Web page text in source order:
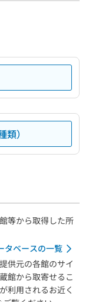
）
等から取得した所
タベースの一覧
供元の各館のサイ
館から取寄せるこ
利用されるお近く